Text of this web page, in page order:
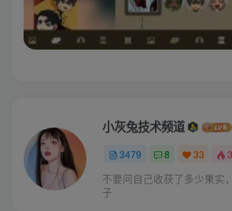
小灰兔技术频道
3479 8 33
不要问自己收获了多少果实
子